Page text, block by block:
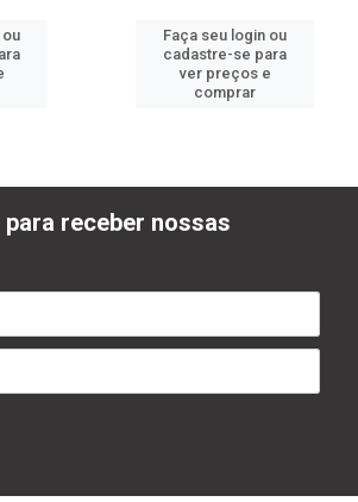
ou
Faça seu login ou
cadastre-se para
ver preços e
comprar
receber nossas